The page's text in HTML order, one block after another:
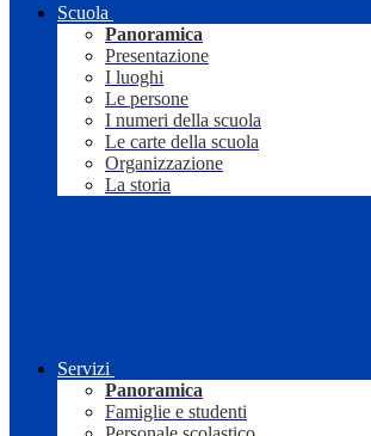
Scuola
Panoramica
Presentazione
I luoghi
Le persone
I numeri della scuola
Le carte della scuola
Organizzazione
La storia
Servizi
Panoramica
Famiglie e studenti